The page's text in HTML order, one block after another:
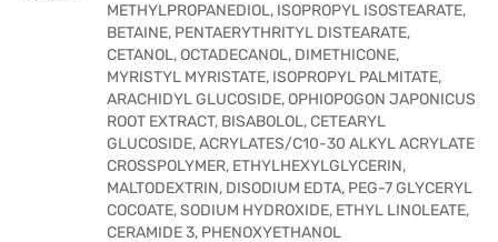
METHYLPROPANEDIOL, ISOPROPYL ISOSTEARATE,
BETAINE, PENTAERYTHRITYL DISTEARATE,
CETANOL, OCTADECANOL, DIMETHICONE,
MYRISTYL MYRISTATE, ISOPROPYL PALMITATE,
ARACHIDYL GLUCOSIDE, OPHIOPOGON JAPONICUS
ROOT EXTRACT, BISABOLOL, CETEARYL
GLUCOSIDE, ACRYLATES/C10-30 ALKYL ACRYLATE
CROSSPOLYMER, ETHYLHEXYLGLYCERIN,
MALTODEXTRIN, DISODIUM EDTA, PEG-7 GLYCERYL
COCOATE, SODIUM HYDROXIDE, ETHYL LINOLEATE,
CERAMIDE 3, PHENOXYETHANOL